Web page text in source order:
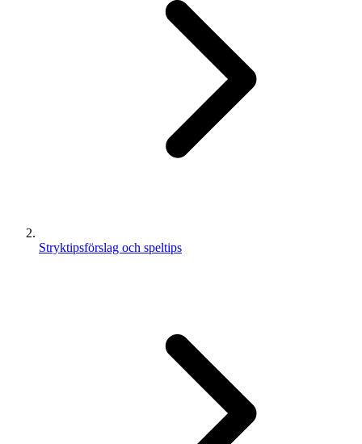
Stryktipsförslag och speltips